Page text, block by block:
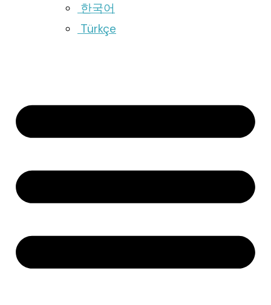
한국어
Türkçe